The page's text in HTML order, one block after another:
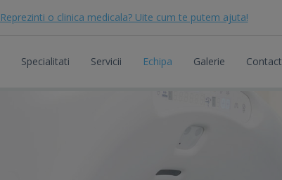
Reprezinti o clinica medicala? Uite cum te putem ajuta!
Specialitati Servicii Echipa Galerie Contact